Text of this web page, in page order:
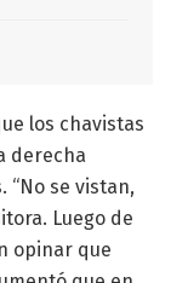
los chavistas
derecha
se vistan,
Luego de
opinar que